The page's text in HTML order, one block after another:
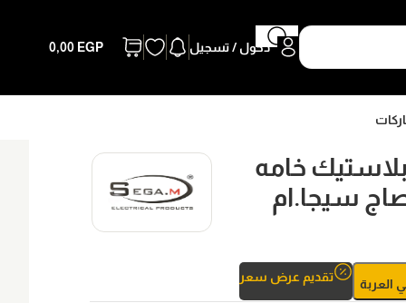
دخول / تسجيل 0,00 EGP
6 خط بلاستيك خامه
سيجا.ام
العربة تقديم عرض سعر